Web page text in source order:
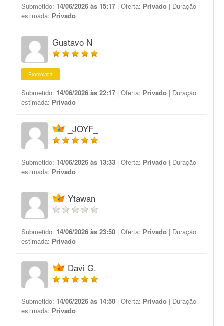
Submetido: 14/06/2026 às 15:17 | Oferta: Privado | Duração
estimada: Privado
Gustavo N
Promovida
Submetido: 14/06/2026 às 22:17 | Oferta: Privado | Duração
estimada: Privado
_JOYF_
Submetido: 14/06/2026 às 13:33 | Oferta: Privado | Duração
estimada: Privado
Ytawan
Submetido: 14/06/2026 às 23:50 | Oferta: Privado | Duração
estimada: Privado
Davi G.
Submetido: 14/06/2026 às 14:50 | Oferta: Privado | Duração
estimada: Privado